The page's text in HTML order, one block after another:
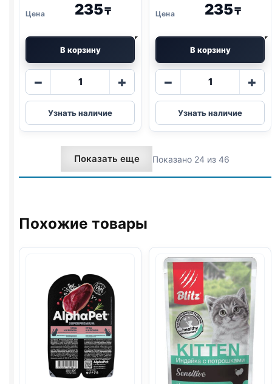
235₸
В корзину
−
Количество
Whiskas
(КРОЛИК)
паштет
75г
+
Узнать наличие
235₸
В корзину
−
Количество
Whiskas
Мясная
коллекция
в
желе
+
Узнать наличие
Показать еще Показано 24 из 46
Похожие товары